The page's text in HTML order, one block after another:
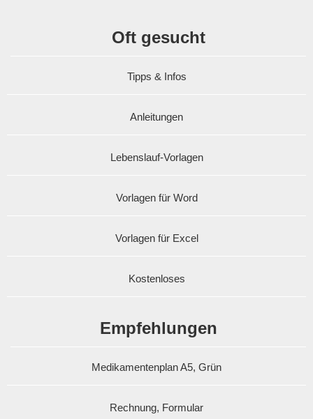
Oft gesucht
Tipps & Infos
Anleitungen
Lebenslauf-Vorlagen
Vorlagen für Word
Vorlagen für Excel
Kostenloses
Empfehlungen
Medikamentenplan A5, Grün
Rechnung, Formular